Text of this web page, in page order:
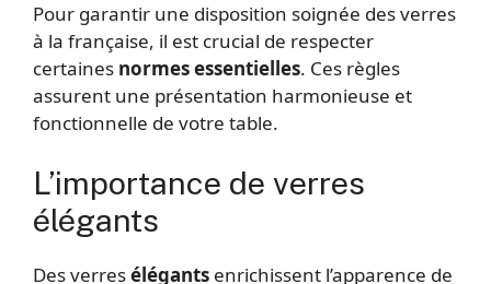
Pour garantir une disposition soignée des verres
à la française, il est crucial de respecter
certaines normes essentielles. Ces règles
assurent une présentation harmonieuse et
fonctionnelle de votre table.
L’importance de verres
élégants
Des verresélégants enrichissent l’apparence de